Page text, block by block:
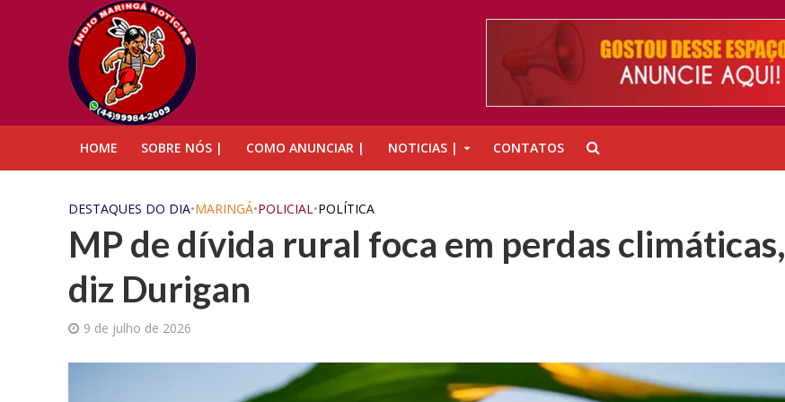
HOME SOBRE NÓS | COMO ANUNCIAR | NOTICIAS | CONTATOS
DESTAQUES DO DIA•MARINGÁ•POLICIAL•POLÍTICA
MP de dívida rural foca em perdas climáticas,
diz Durigan
9 de julho de 2026